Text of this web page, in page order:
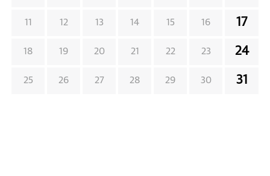
11 12 13 14 15 16 17
18 19 20 21 22 23 24
25 26 27 28 29 30 31